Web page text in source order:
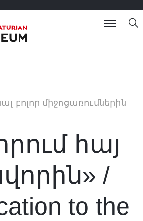
բոլոր միջոցառումներին
հայ
/
to the